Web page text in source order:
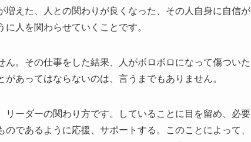
えた、人との関わりが良くなった、その人自身に自信が
人を関わらせていくことです。
。その仕事をした結果、人がボロボロになって傷ついた
あってはならないのは、言うまでもありません。
ーダーの関わり方です。していることに目を留め、必要
であるように応援、サポートする。このことによって、